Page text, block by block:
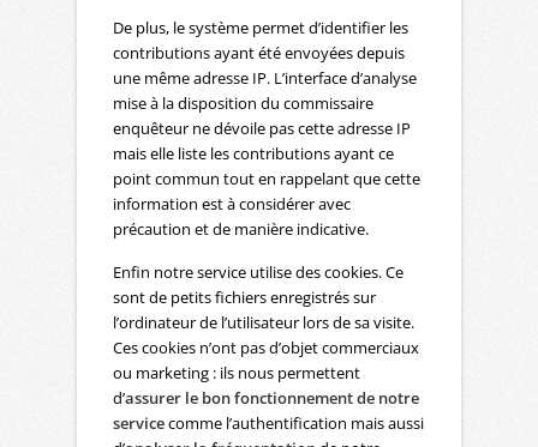
De plus, le système permet d’identifier les
contributions ayant été envoyées depuis
une même adresse IP. L’interface d’analyse
mise à la disposition du commissaire
enquêteur ne dévoile pas cette adresse IP
mais elle liste les contributions ayant ce
point commun tout en rappelant que cette
information est à considérer avec
précaution et de manière indicative.
Enfin notre service utilise des cookies. Ce
sont de petits fichiers enregistrés sur
l’ordinateur de l’utilisateur lors de sa visite.
Ces cookies n’ont pas d’objet commerciaux
ou marketing : ils nous permettent
d’assurer le bon fonctionnement de notre
servicecomme l’authentification mais aussi